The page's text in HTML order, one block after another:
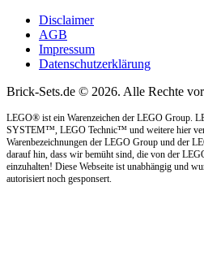
Disclaimer
AGB
Impressum
Datenschutzerklärung
Brick-Sets.de © 2026. Alle Rechte
LEGO® ist ein Warenzeichen der LEGO
SYSTEM™, LEGO Technic™ und weitere hier
Warenbezeichnungen der LEGO Group und der
darauf hin, dass wir bemüht sind, die von der
einzuhalten! Diese Webseite ist unabhängig und
autorisiert noch gesponsert.